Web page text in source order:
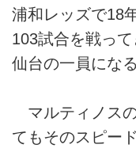
浦和レッズで18
103試合を戦っ
仙台の一員になる
マルティノス
てもそのスピー